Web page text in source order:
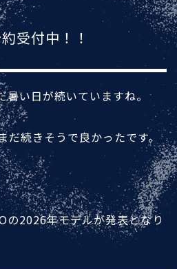
受付中！！
い日が続いていますね。
だ続きそうで良かったです。
の2026年モデルが発表となり